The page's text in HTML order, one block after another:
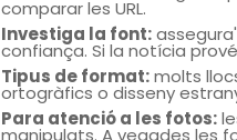
comparar les URL.
Investiga la font:
confiança. Si la notícia
Tipus de format:molts
ortogràfics o disseny
Para atenció a les fotos:
manipulats. A vegades les